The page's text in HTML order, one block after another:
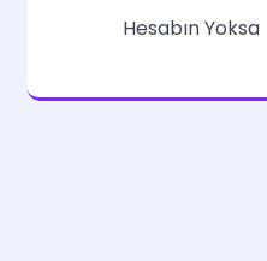
Hesabın Yoksa